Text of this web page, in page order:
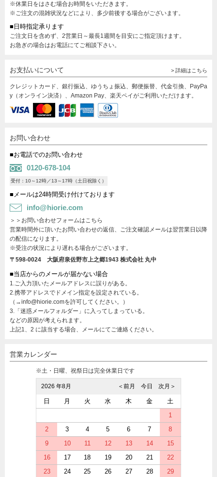
※休業日をはさむ場合お時間をいただきます。
※ご注文の混雑状況などにより、多少前後する場合がございます。
■日時指定承ります
ご注文日を含めず、2営業日～最長1週間を目安にご指定頂けます。
お急ぎの場合はお電話にてご相談下さい。
お支払いについて > 詳細はこちら
クレジットカード、銀行振込、ゆうちょ振込、郵便振替、代金引換、PayPa
y（オンライン決済）、Amazon Pay、楽天ペイがご利用いただけます。
お問い合わせ
■お電話でのお問い合わせ
0120-678-104
受付：10～12時／13～17時（土日祝除く）
■メールは24時間受け付けております
info@hiorie.com
＞＞お問い合わせフォームはこちら
営業時間外に頂いたお問い合わせの返信、ご注文確認メールは翌営業日以降
の配信になります。
※受注の状況により遅れる場合がございます。
〒598-0024 大阪府泉佐野市上之郷1943 株式会社 丸中
■当店からのメールが届かない場合
1.ご入力頂いたメールアドレスに誤りがある。
2.携帯アドレスでドメイン指定を設定されている。
（→info@hiorie.comを許可してください。）
3.「迷惑メールフォルダー」に入ってしまっている。
などの原因が考えられます。
上記1、2 に該当する場合、メールにてご連絡ください。
営業カレンダー
※土・日曜、祝祭日は完全休業日です
2026 年8月 次月＞
今日
＜前月
日 月 火 水 木 金
土
1
2
3 4 5 6 7
8
9
10 11 12 13 14
15
16
17 18 19 20 21
22
23
24 25 26 27 28 29